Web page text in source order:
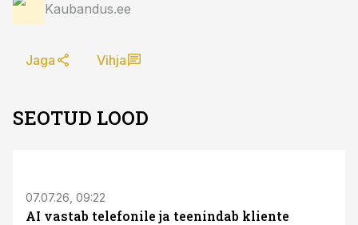
Kaubandus.ee
Jaga Vihja
SEOTUD LOOD
07.07.26, 09:22
AI vastab telefonile ja teenindab kliente